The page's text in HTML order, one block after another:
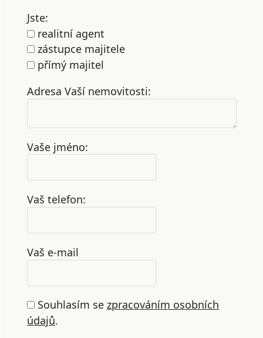
Jste:
realitní agent
zástupce majitele
přímý majitel
Adresa Vaší nemovitosti:
Vaše jméno:
Vaš telefon:
Vaš e-mail
Souhlasím se zpracováním osobních
údajů.